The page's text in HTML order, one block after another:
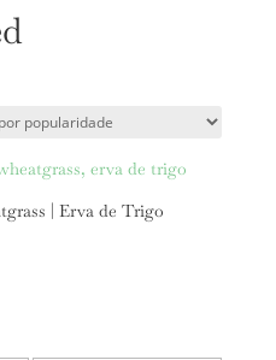
| Erva de Trigo